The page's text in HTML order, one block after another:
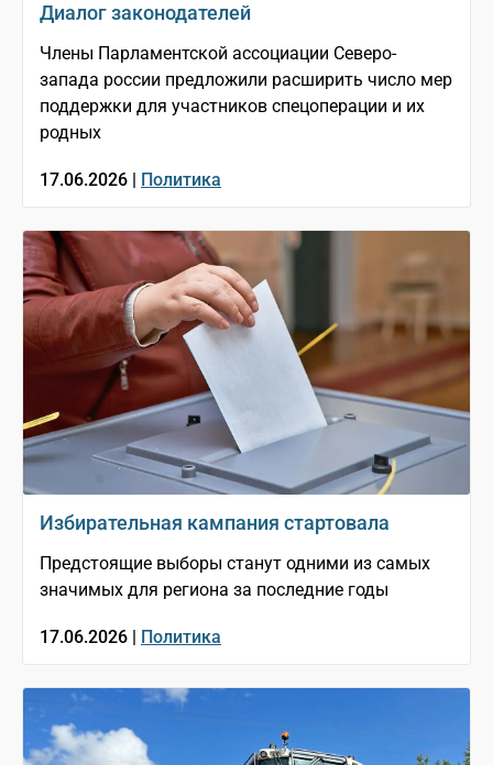
Диалог законодателей
Члены Парламентской ассоциации Северо-
запада россии предложили расширить число мер
поддержки для участников спецоперации и их
родных
17.06.2026 | Политика
Избирательная кампания стартовала
Предстоящие выборы станут одними из самых
значимых для региона за последние годы
17.06.2026 | Политика